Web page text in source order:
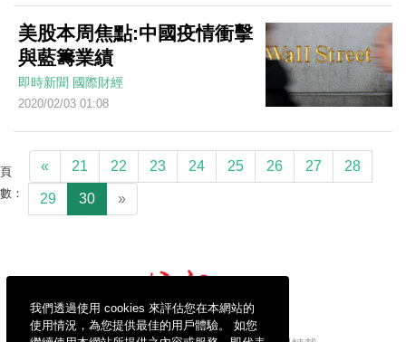
我們透過使用 cookies 來評估您在本網站的
使用情況，為您提供最佳的用戶體驗。 如您
美股本周焦點:中國疫情衝擊
與藍籌業績
即時新聞 國際財經
2020/02/03 01:08
頁
數：
« 21 22 23 24 25 26 27 28
29 30 »